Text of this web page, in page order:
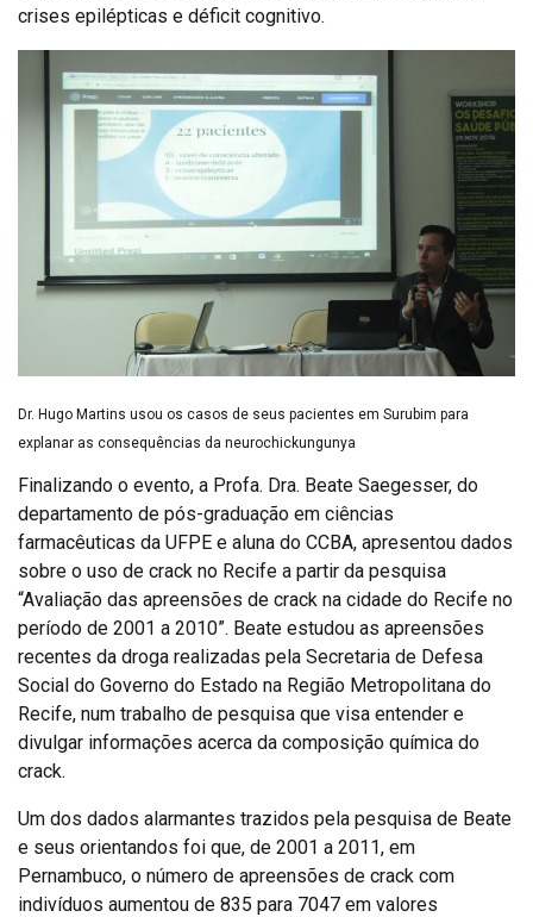
crises epilépticas e déficit cognitivo.
Dr. Hugo Martins usou os casos de seus pacientes em Surubim para
explanar as consequências da neurochickungunya
Finalizando o evento, a Profa. Dra. Beate Saegesser, do
departamento de pós-graduação em ciências
farmacêuticas da UFPE e aluna do CCBA, apresentou dados
sobre o uso de crack no Recife a partir da pesquisa
“Avaliação das apreensões de crack na cidade do Recife no
período de 2001 a 2010”. Beate estudou as apreensões
recentes da droga realizadas pela Secretaria de Defesa
Social do Governo do Estado na Região Metropolitana do
Recife, num trabalho de pesquisa que visa entender e
divulgar informações acerca da composição química do
crack.
Um dos dados alarmantes trazidos pela pesquisa de Beate
e seus orientandos foi que, de 2001 a 2011, em
Pernambuco, o número de apreensões de crack com
indivíduos aumentou de 835 para 7047 em valores